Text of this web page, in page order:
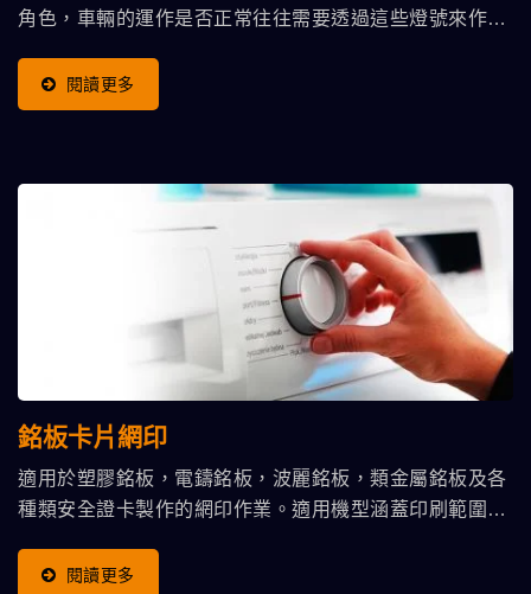
角色，車輛的運作是否正常往往需要透過這些燈號來作判
閱讀更多
銘板卡片網印
適用於塑膠銘板，電鑄銘板，波麗銘板，類金屬銘板及各
種類安全證卡製作的網印作業。適用機型涵蓋印刷範圍
閱讀更多